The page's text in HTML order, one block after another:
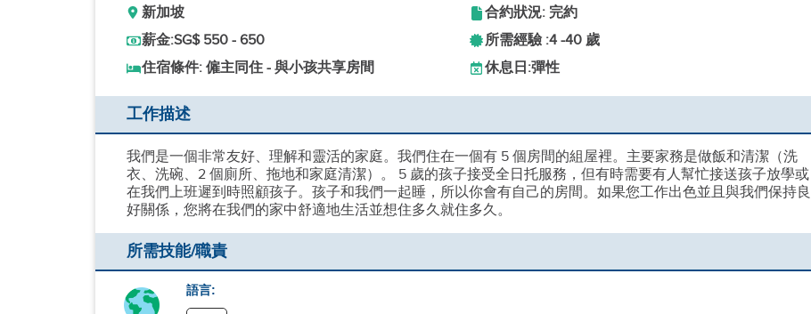
新加坡
合約狀況: 完約
薪金:SG$ 550 - 650 所需經驗 :4 -40 歲
住宿條件: 僱主同住 - 與小孩共享房間
休息日:彈性
工作描述
我們是一個非常友好、理解和靈活的家庭。我們住在一個有 5 個房間的組屋裡。主要家務是做飯和清潔（洗
衣、洗碗、2 個廁所、拖地和家庭清潔）。 5 歲的孩子接受全日托服務，但有時需要有人幫忙接送孩子放學或
在我們上班遲到時照顧孩子。孩子和我們一起睡，所以你會有自己的房間。如果您工作出色並且與我們保持良
好關係，您將在我們的家中舒適地生活並想住多久就住多久。
所需技能/職責
語言: